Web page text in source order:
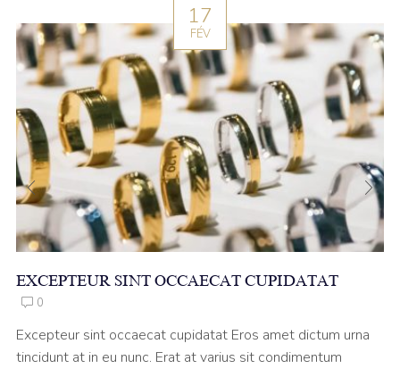
17
FÉV
EXCEPTEUR SINT OCCAECAT CUPIDATAT
0
Excepteur sint occaecat cupidatat Eros amet dictum urna
tincidunt at in eu nunc. Erat at varius sit condimentum